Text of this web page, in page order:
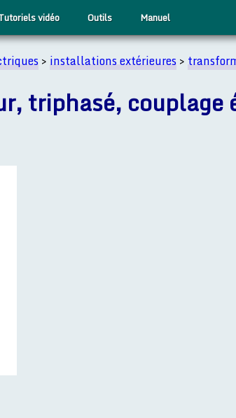
vidéo Outils Manuel
>installations extérieures>
triphasé, couplage